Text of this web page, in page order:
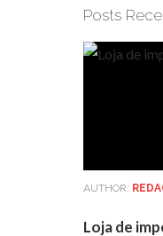
Posts
AUTHOR:
Loja de